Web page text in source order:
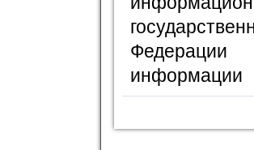
информации